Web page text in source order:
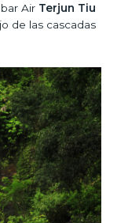
Air Terjun Tiu
de las cascadas